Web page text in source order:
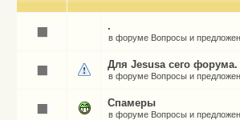
.
в форуме Вопросы и
Для Jesusа сего форума.
в форуме Вопросы и
Спамеры
в форуме Вопросы и